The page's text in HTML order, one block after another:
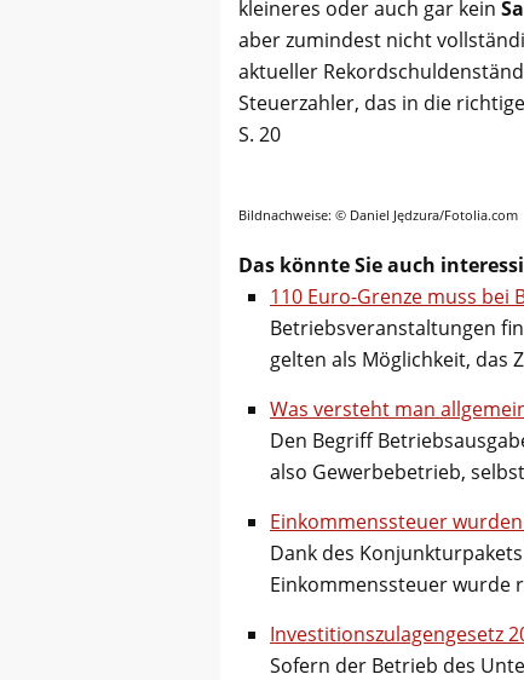
kleineres oder auch gar kein
aber zumindest nicht
aktueller
Steuerzahler, das in die
S. 20
Bildnachweise: © Daniel Jędzura/Fotolia.com
Das könnte Sie auch
110 Euro-Grenze muss
Betriebsveranstaltungen
gelten als Möglichkeit, das
Was versteht man
Den Begriff
also Gewerbebetrieb,
Einkommenssteuer
Dank des
Einkommenssteuer wurde
Investitionszulagengesetz
Sofern der Betrieb des